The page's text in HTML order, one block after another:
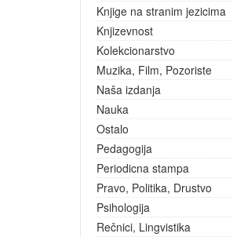
Knjige na stranim jezicima
Knjizevnost
Kolekcionarstvo
Muzika, Film, Pozoriste
Naša izdanja
Nauka
Ostalo
Pedagogija
Periodicna stampa
Pravo, Politika, Drustvo
Psihologija
Rečnici, Lingvistika